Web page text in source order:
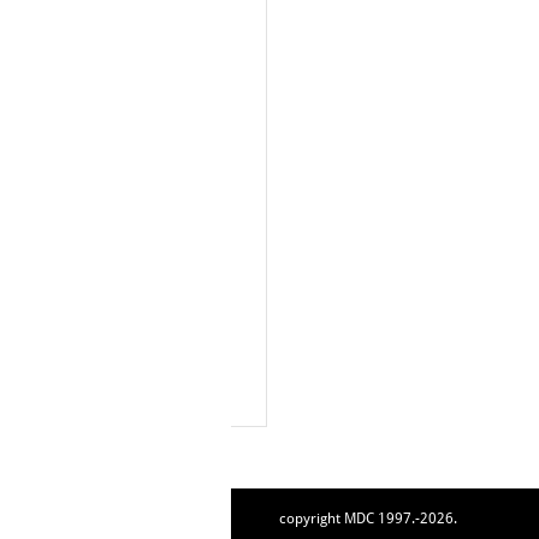
copyright MDC 1997.-2026.